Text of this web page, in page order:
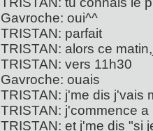
Gavroche: oui^^
TRISTAN: parfait
TRISTAN: alors ce
TRISTAN: vers 11h30
Gavroche: ouais
TRISTAN: j'me dis j'vais
TRISTAN: j'commence
TRISTAN: et j'me dis "si